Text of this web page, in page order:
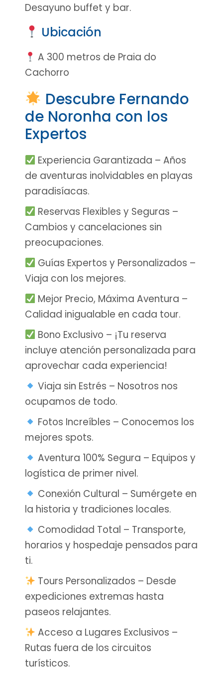
Desayuno buffet y bar.
Ubicación
A 300 metros de Praia do
Cachorro
Descubre Fernando
de Noronha con los
Expertos
Experiencia Garantizada – Años
de aventuras inolvidables en playas
paradisíacas.
Reservas Flexibles y Seguras –
Cambios y cancelaciones sin
preocupaciones.
Guías Expertos y Personalizados –
Viaja con los mejores.
Mejor Precio, Máxima Aventura –
Calidad inigualable en cada tour.
Bono Exclusivo – ¡Tu reserva
incluye atención personalizada para
aprovechar cada experiencia!
Viaja sin Estrés – Nosotros nos
ocupamos de todo.
Fotos Increíbles – Conocemos los
mejores spots.
Aventura 100% Segura – Equipos y
logística de primer nivel.
Conexión Cultural – Sumérgete en
la historia y tradiciones locales.
Comodidad Total – Transporte,
horarios y hospedaje pensados para
ti.
Tours Personalizados – Desde
expediciones extremas hasta
paseos relajantes.
Acceso a Lugares Exclusivos –
Rutas fuera de los circuitos
turísticos.